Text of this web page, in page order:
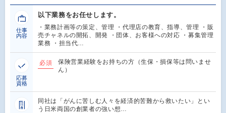
仕事
内容
以下業務をお任せします。
・業務計画等の策定、管理 ・代理店の教育、指導、管理 ・販
売チャネルの開拓、開発 ・団体、お客様への対応 ・募集管理
業務 ・担当代…
応募
資格
必須
保険営業経験をお持ちの方（生保・損保等は問いませ
ん）
同社は「がんに苦しむ人々を経済的苦難から救いたい」とい
う日米両国の創業者の強い想…